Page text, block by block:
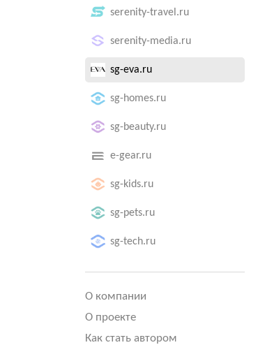
serenity-travel.ru
serenity-media.ru
sg-eva.ru
sg-homes.ru
sg-beauty.ru
e-gear.ru
sg-kids.ru
sg-pets.ru
sg-tech.ru
О компании
О проекте
Как стать автором